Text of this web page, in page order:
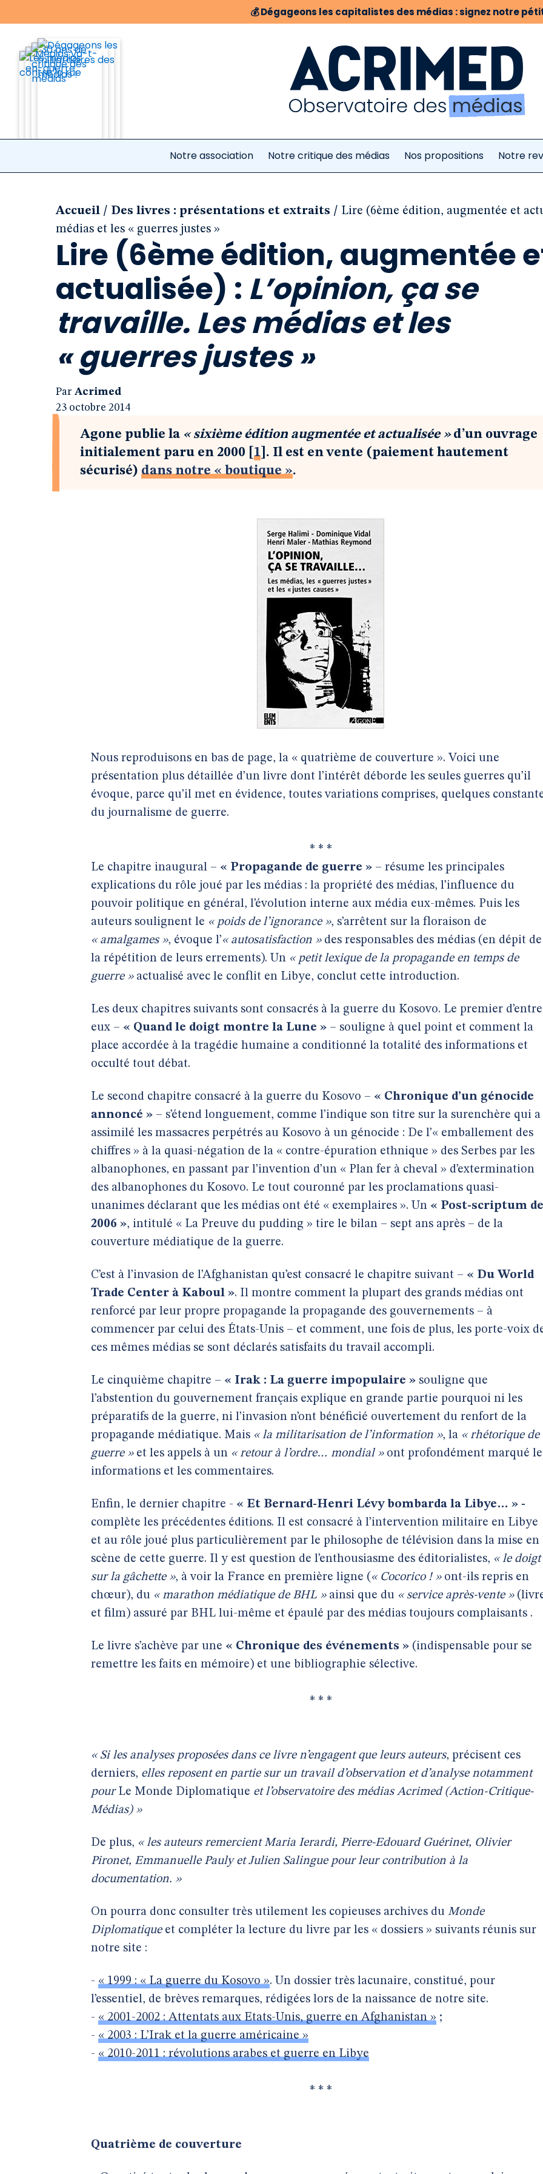
💰Dégageons les capitalistes des médias : signez notre
Notre association Notre critique des médias Nos propositions Notre
Accueil / Des livres : présentations et extraits / Lire (6ème édition, augmentée et
médias et les « guerres justes »
Lire (6ème édition, augmentée
actualisée) : L’opinion, ça se
travaille. Les médias et les
« guerres justes »
Par Acrimed
23 octobre 2014
Agone publie la « sixième édition augmentée et actualisée »d’un ouvrage
initialement paru en 2000
1 . Il est en vente (paiement hautement
sécurisé) dans notre « boutique ».
Nous reproduisons en bas de page, la « quatrième de couverture ». Voici une
présentation plus détaillée d’un livre dont l’intérêt déborde les seules guerres qu’il
évoque, parce qu’il met en évidence, toutes variations comprises, quelques
du journalisme de guerre.
* * *
Le chapitre inaugural – « Propagande de guerre » – résume les principales
explications du rôle joué par les médias : la propriété des médias, l’influence du
pouvoir politique en général, l’évolution interne aux média eux-mêmes. Puis les
auteurs soulignent le « poids de l’ignorance », s’arrêtent sur la floraison de
« amalgames », évoque l’« autosatisfaction »des responsables des médias (en dépit de
la répétition de leurs errements). Un « petit lexique de la propagande en temps de
guerre »actualisé avec le conflit en Libye, conclut cette introduction.
Les deux chapitres suivants sont consacrés à la guerre du Kosovo. Le premier d’entre
eux – « Quand le doigt montre la Lune » – souligne à quel point et comment la
place accordée à la tragédie humaine a conditionné la totalité des informations et
occulté tout débat.
Le second chapitre consacré à la guerre du Kosovo – « Chronique d’un génocide
annoncé » – s’étend longuement, comme l’indique son titre sur la surenchère qui a
assimilé les massacres perpétrés au Kosovo à un génocide : De l’« emballement des
chiffres » à la quasi-négation de la « contre-épuration ethnique » des Serbes par les
albanophones, en passant par l’invention d’un « Plan fer à cheval » d’extermination
des albanophones du Kosovo. Le tout couronné par les proclamations quasi-
unanimes déclarant que les médias ont été « exemplaires ». Un « Post-scriptum de
2006 », intitulé « La Preuve du pudding » tire le bilan – sept ans après – de la
couverture médiatique de la guerre.
C’est à l’invasion de l’Afghanistan qu’est consacré le chapitre suivant – « Du World
Trade Center à Kaboul ». Il montre comment la plupart des grands médias ont
renforcé par leur propre propagande la propagande des gouvernements – à
commencer par celui des États-Unis – et comment, une fois de plus, les porte-voix
ces mêmes médias se sont déclarés satisfaits du travail accompli.
Le cinquième chapitre – « Irak : La guerre impopulaire » souligne que
l’abstention du gouvernement français explique en grande partie pourquoi ni les
préparatifs de la guerre, ni l’invasion n’ont bénéficié ouvertement du renfort de la
propagande médiatique. Mais « la militarisation de l’information », la « rhétorique de
guerre »et les appels à un « retour à l’ordre… mondial »ont profondément marqué
informations et les commentaires.
Enfin, le dernier chapitre - « Et Bernard-Henri Lévy bombarda la Libye… » -
complète les précédentes éditions. Il est consacré à l’intervention militaire en Libye
et au rôle joué plus particulièrement par le philosophe de télévision dans la mise en
scène de cette guerre. Il y est question de l’enthousiasme des éditorialistes, « le doigt
sur la gâchette », à voir la France en première ligne ( « Cocorico ! » ont-ils repris en
chœur), du « marathon médiatique de BHL »ainsi que du « service après-vente »
et film) assuré par BHL lui-même et épaulé par des médias toujours complaisants .
Le livre s’achève par une « Chronique des événements » (indispensable pour se
remettre les faits en mémoire) et une bibliographie sélective.
* * *
« Si les analyses proposées dans ce livre n’engagent que leurs auteurs, précisent ces
derniers, elles reposent en partie sur un travail d’observation et d’analyse notamment
pour Le Monde Diplomatique et l’observatoire des médias Acrimed (Action-Critique-
Médias) »
De plus, « les auteurs remercient Maria Ierardi, Pierre-Edouard Guérinet, Olivier
Pironet, Emmanuelle Pauly et Julien Salingue pour leur contribution à la
documentation. »
On pourra donc consulter très utilement les copieuses archives du Monde
Diplomatiqueet compléter la lecture du livre par les « dossiers » suivants réunis sur
notre site :
- « 1999 : « La guerre du Kosovo ». Un dossier très lacunaire, constitué, pour
l’essentiel, de brèves remarques, rédigées lors de la naissance de notre site.
- « 2001-2002 : Attentats aux Etats-Unis, guerre en Afghanistan » ;
- « 2003 : L’Irak et la guerre américaine »
- « 2010-2011 : révolutions arabes et guerre en Libye
* * *
Quatrième de couverture